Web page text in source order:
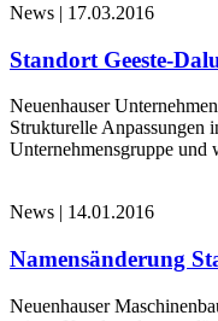
News | 17.03.2016
Standort Geeste-
Neuenhauser
Strukturelle Anpassungen
Unternehmensgruppe und
News | 14.01.2016
Namensänderung
Neuenhauser